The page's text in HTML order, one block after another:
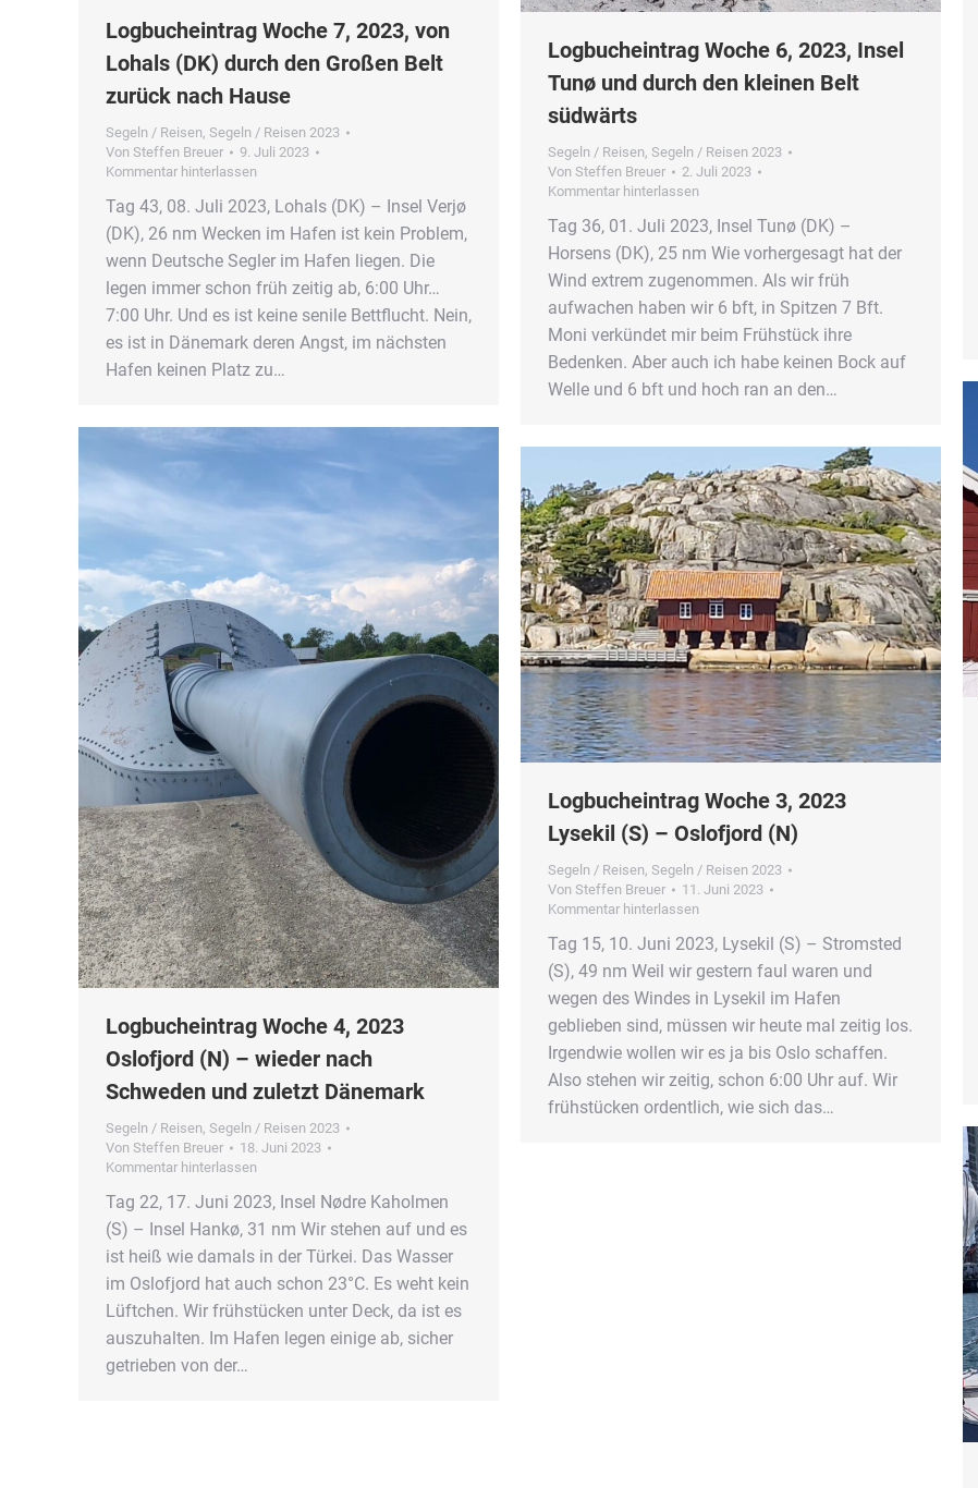
Logbucheintrag Woche 7, 2023, von
Lohals (DK) durch den Großen Belt
zurück nach Hause
Segeln / Reisen, Segeln / Reisen 2023
Von Steffen Breuer
9. Juli 2023
Kommentar hinterlassen
Tag 43, 08. Juli 2023, Lohals (DK) – Insel Verjø
(DK), 26 nm Wecken im Hafen ist kein Problem,
wenn Deutsche Segler im Hafen liegen. Die
legen immer schon früh zeitig ab, 6:00 Uhr…
7:00 Uhr. Und es ist keine senile Bettflucht. Nein,
es ist in Dänemark deren Angst, im nächsten
Hafen keinen Platz zu…
Logbucheintrag Woche 6, 2023, Insel
Tunø und durch den kleinen Belt
südwärts
Segeln / Reisen, Segeln / Reisen 2023
Von Steffen Breuer
2. Juli 2023
Kommentar hinterlassen
Tag 36, 01. Juli 2023, Insel Tunø (DK) –
Horsens (DK), 25 nm Wie vorhergesagt hat der
Wind extrem zugenommen. Als wir früh
aufwachen haben wir 6 bft, in Spitzen 7 Bft.
Moni verkündet mir beim Frühstück ihre
Bedenken. Aber auch ich habe keinen Bock auf
Welle und 6 bft und hoch ran an den…
Logbucheintrag Woche 4, 2023
Oslofjord (N) – wieder nach
Schweden und zuletzt Dänemark
Segeln / Reisen, Segeln / Reisen 2023
Von Steffen Breuer
18. Juni 2023
Kommentar hinterlassen
Tag 22, 17. Juni 2023, Insel Nødre Kaholmen
(S) – Insel Hankø, 31 nm Wir stehen auf und es
ist heiß wie damals in der Türkei. Das Wasser
im Oslofjord hat auch schon 23°C. Es weht kein
Lüftchen. Wir frühstücken unter Deck, da ist es
auszuhalten. Im Hafen legen einige ab, sicher
getrieben von der…
Logbucheintrag Woche 3, 2023
Lysekil (S) – Oslofjord (N)
Segeln / Reisen, Segeln / Reisen 2023
Von Steffen Breuer
11. Juni 2023
Kommentar hinterlassen
Tag 15, 10. Juni 2023, Lysekil (S) – Stromsted
(S), 49 nm Weil wir gestern faul waren und
wegen des Windes in Lysekil im Hafen
geblieben sind, müssen wir heute mal zeitig los.
Irgendwie wollen wir es ja bis Oslo schaffen.
Also stehen wir zeitig, schon 6:00 Uhr auf. Wir
frühstücken ordentlich, wie sich das…